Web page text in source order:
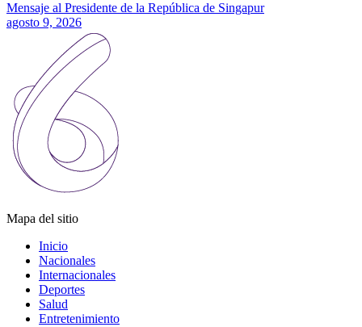
Mensaje al Presidente de la República de Singapur
agosto 9, 2026
Mapa del sitio
Inicio
Nacionales
Internacionales
Deportes
Salud
Entretenimiento